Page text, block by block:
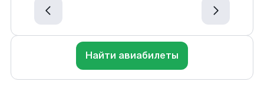
Найти авиабилеты